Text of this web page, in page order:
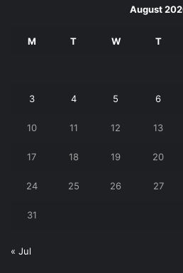
August
M T W T
3 4 5 6
10 11 12 13
17 18 19 20
24 25 26 27
31
« Jul